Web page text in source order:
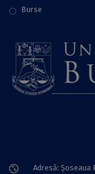
Burse
Adresă: Șoseaua